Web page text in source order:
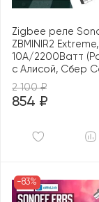
Zigbee реле
ZBMINIR2 Extreme,
10А/2200Ватт
с Алисой, Сбер
2 100 ₽
854 ₽
-83%